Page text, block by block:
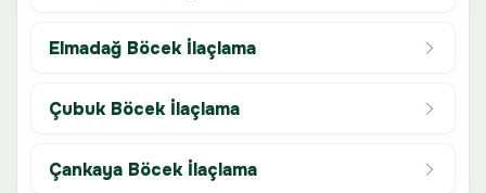
Elmadağ Böcek İlaçlama
Çubuk Böcek İlaçlama
Çankaya Böcek İlaçlama